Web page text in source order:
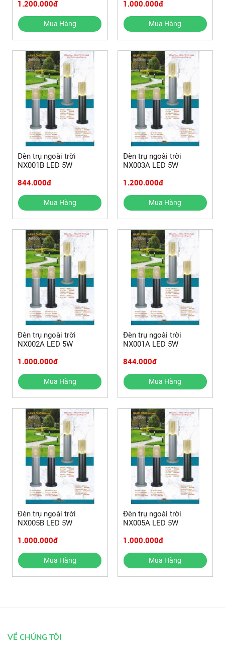
1.200.000đ
Mua Hàng
1.000.000đ
Mua Hàng
Đèn trụ ngoài trời
NX001B LED 5W
844.000đ
Mua Hàng
Đèn trụ ngoài trời
NX003A LED 5W
1.200.000đ
Mua Hàng
Đèn trụ ngoài trời
NX002A LED 5W
1.000.000đ
Mua Hàng
Đèn trụ ngoài trời
NX001A LED 5W
844.000đ
Mua Hàng
Đèn trụ ngoài trời
NX005B LED 5W
1.000.000đ
Mua Hàng
Đèn trụ ngoài trời
NX005A LED 5W
1.000.000đ
Mua Hàng
VỀ CHÚNG TÔI